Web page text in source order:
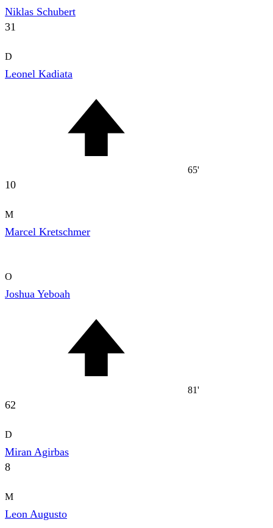
Niklas Schubert
31
D
Leonel Kadiata
65'
10
M
Marcel Kretschmer
O
Joshua Yeboah
81'
62
D
Miran Agirbas
8
M
Leon Augusto